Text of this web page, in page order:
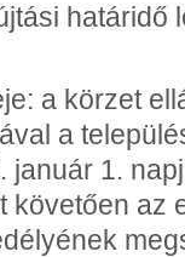
határidő
a körzet
a
1.
követően az